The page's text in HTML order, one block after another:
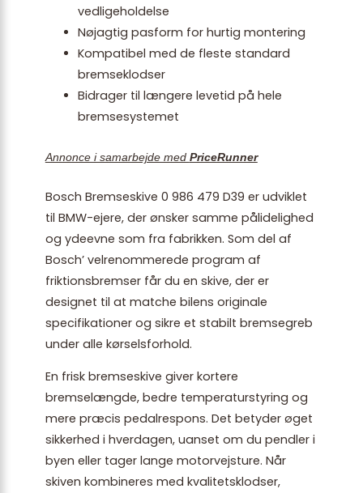
vedligeholdelse
Nøjagtig pasform for hurtig montering
Kompatibel med de fleste standard
bremseklodser
Bidrager til længere levetid på hele
bremsesystemet
Annonce i samarbejde med PriceRunner
Bosch Bremseskive 0 986 479 D39 er udviklet
til BMW-ejere, der ønsker samme pålidelighed
og ydeevne som fra fabrikken. Som del af
Bosch’ velrenommerede program af
friktionsbremser får du en skive, der er
designet til at matche bilens originale
specifikationer og sikre et stabilt bremsegreb
under alle kørselsforhold.
En frisk bremseskive giver kortere
bremselængde, bedre temperaturstyring og
mere præcis pedalrespons. Det betyder øget
sikkerhed i hverdagen, uanset om du pendler i
byen eller tager lange motorvejsture. Når
skiven kombineres med kvalitetsklodser,